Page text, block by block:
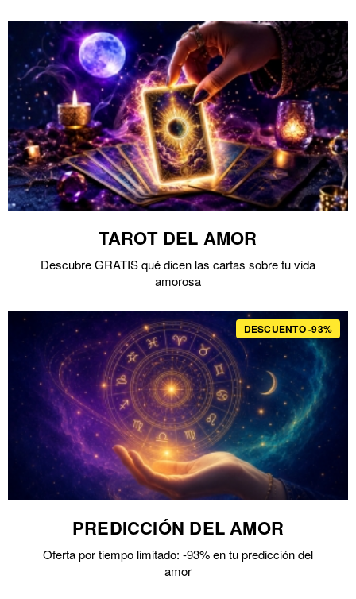
TAROT DEL AMOR
Descubre GRATIS qué dicen las cartas sobre tu vida
amorosa
DESCUENTO -93%
PREDICCIÓN DEL AMOR
Oferta por tiempo limitado: -93% en tu predicción del
amor